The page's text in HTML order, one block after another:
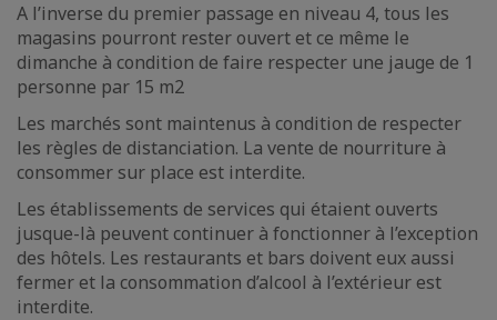
A l’inverse du premier passage en niveau 4, tous les
magasins pourront rester ouvert et ce même le
dimanche à condition de faire respecter une jauge de 1
personne par 15 m2
Les marchés sont maintenus à condition de respecter
les règles de distanciation. La vente de nourriture à
consommer sur place est interdite.
Les établissements de services qui étaient ouverts
jusque-là peuvent continuer à fonctionner à l’exception
des hôtels. Les restaurants et bars doivent eux aussi
fermer et la consommation d’alcool à l’extérieur est
interdite.